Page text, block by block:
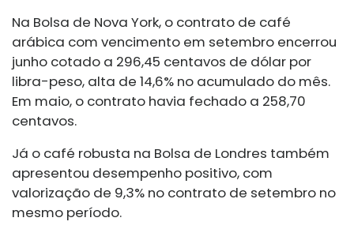
Na Bolsa de Nova York, o contrato de café
arábica com vencimento em setembro encerrou
junho cotado a 296,45 centavos de dólar por
libra-peso, alta de 14,6% no acumulado do mês.
Em maio, o contrato havia fechado a 258,70
centavos.
Já o café robusta na Bolsa de Londres também
apresentou desempenho positivo, com
valorização de 9,3% no contrato de setembro no
mesmo período.